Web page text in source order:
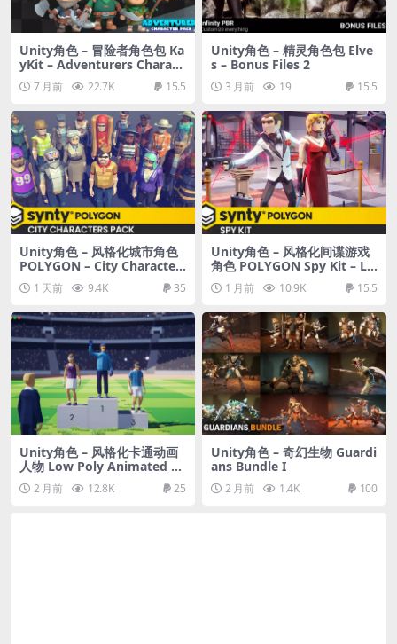
Unity角色 – 冒险者角色包 Ka
yKit – Adventurers Charact
er Pack (for Unity)
7 月前 22.7K 15.5
Unity角色 – 精灵角色包 Elve
s – Bonus Files 2
3 月前 19 15.5
Unity角色 – 风格化城市角色
POLYGON – City Character
s Pack
1 天前 9.4K 35
Unity角色 – 风格化间谍游戏
角色 POLYGON Spy Kit – Lo
w Poly 3D Art
1 月前 10.9K 15.5
Unity角色 – 风格化卡通动画
人物 Low Poly Animated Pe
ople2 月前 12.8K 25
Unity角色 – 奇幻生物 Guardi
ans Bundle I
2 月前 1.4K 100